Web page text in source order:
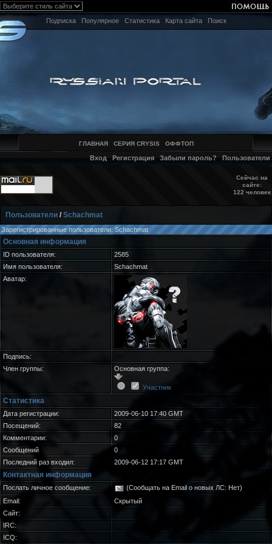
Подписка Популярное Статистика Карта сайта Поиск
ГЛАВНАЯ СЕРИЯ CRYSIS ОФФТОП
Вход Регистрация Забыли пароль? Пользователи
Сейчас на
сайте:
122 человек
Пользователи /Schachmat
Зарегистрированные пользователи: Schachmat
Основная информация
ID пользователя:
2585
Имя пользователя:
Schachmat
Аватар:
Подпись:
Член группы:
Основная группа:
Участник
Статистика
Дата регистрации:
2009-06-10 17:40 GMT
Посещений:
82
Комментарии:
0
Сообщений
0
Последний раз входил:
2009-06-12 17:17 GMT
Контактная информация
Послать личное сообщение:
(Сообщать на Email о новых ЛС: Нет)
Email:
Скрытый
Сайт:
IRC:
ICQ: